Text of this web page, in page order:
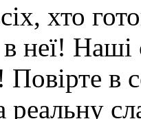
хто
в неї!
Повірте
реальну